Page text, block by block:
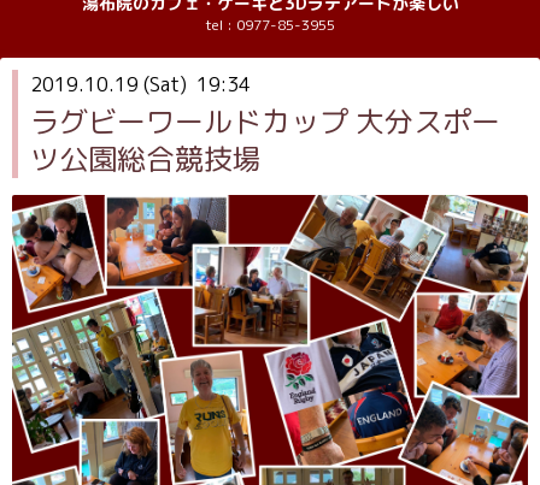
tel : 0977-85-3955
2019.10.19 (Sat) 19:34
ラグビーワールドカップ 大分スポー
ツ公園総合競技場